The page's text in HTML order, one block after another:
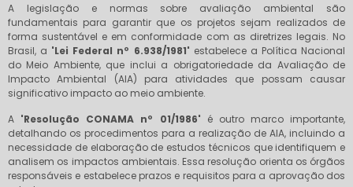
A legislação e normas sobre avaliação ambiental são
fundamentais para garantir que os projetos sejam realizados de
forma sustentável e em conformidade com as diretrizes legais. No
Brasil, a 'Lei Federal nº 6.938/1981' estabelece a Política Nacional
do Meio Ambiente, que inclui a obrigatoriedade da Avaliação de
Impacto Ambiental (AIA) para atividades que possam causar
significativo impacto ao meio ambiente.
A 'Resolução CONAMA nº 01/1986' é outro marco importante,
detalhando os procedimentos para a realização de AIA, incluindo a
necessidade de elaboração de estudos técnicos que identifiquem e
analisem os impactos ambientais. Essa resolução orienta os órgãos
responsáveis e estabelece prazos e requisitos para a aprovação dos